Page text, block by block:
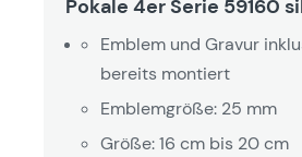
Pokale 4er Serie 59160
Emblem und Gravur
bereits montiert
Emblemgröße: 25 mm
Größe: 16 cm bis 20 cm